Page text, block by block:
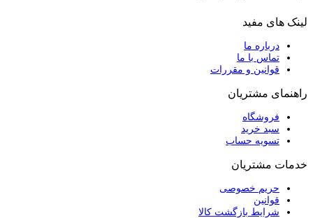
لینک های مفید
درباره ما
تماس با ما
قوانین و مقررات
راهنمای مشتریان
فروشگاه
سبد خرید
تسویه حساب
خدمات مشتریان
حریم خصوصی
قوانین
شرایط بازگشت کالا